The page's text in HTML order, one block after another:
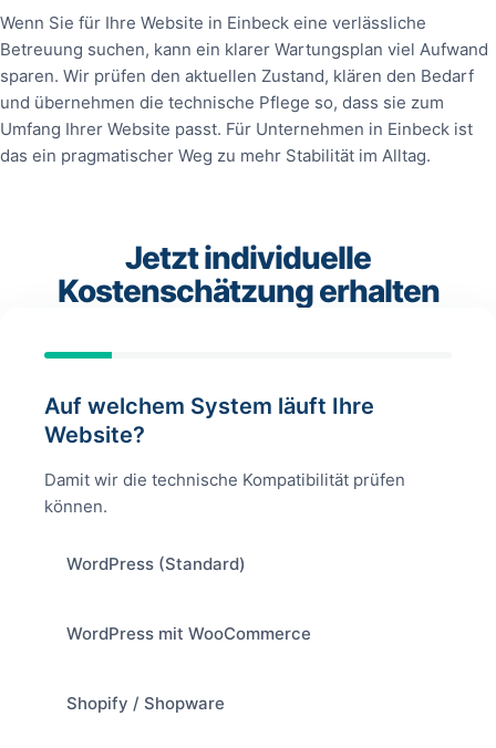
Wenn Sie für Ihre Website in Einbeck eine verlässliche
Betreuung suchen, kann ein klarer Wartungsplan viel Aufwand
sparen. Wir prüfen den aktuellen Zustand, klären den Bedarf
und übernehmen die technische Pflege so, dass sie zum
Umfang Ihrer Website passt. Für Unternehmen in Einbeck ist
das ein pragmatischer Weg zu mehr Stabilität im Alltag.
Jetzt individuelle
Kostenschätzung erhalten
Auf welchem System läuft Ihre
Website?
Damit wir die technische Kompatibilität prüfen
können.
WordPress (Standard)
WordPress mit WooCommerce
Shopify / Shopware